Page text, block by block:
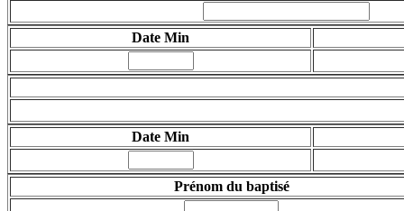
Date Min
Date Min
Prénom du baptisé